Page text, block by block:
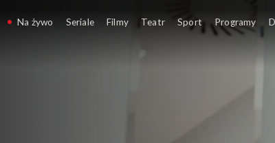
Na żywo Seriale Filmy Teatr Sport Programy